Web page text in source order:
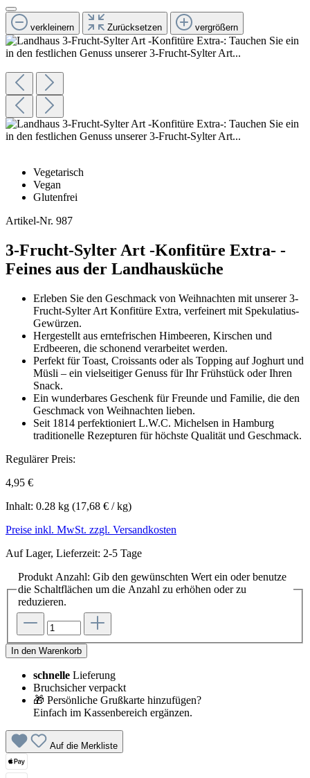
verkleinern Zurücksetzen vergrößern
Vegetarisch
Vegan
Glutenfrei
Artikel-Nr. 987
3-Frucht-Sylter Art -Konfitüre Extra- -
Feines aus der Landhausküche
Erleben Sie den Geschmack von Weihnachten mit unserer 3-
Frucht-Sylter Art Konfitüre Extra, verfeinert mit Spekulatius-
Gewürzen.
Hergestellt aus erntefrischen Himbeeren, Kirschen und
Erdbeeren, die schonend verarbeitet werden.
Perfekt für Toast, Croissants oder als Topping auf Joghurt und
Müsli – ein vielseitiger Genuss für Ihr Frühstück oder Ihren
Snack.
Ein wunderbares Geschenk für Freunde und Familie, die den
Geschmack von Weihnachten lieben.
Seit 1814 perfektioniert L.W.C. Michelsen in Hamburg
traditionelle Rezepturen für höchste Qualität und Geschmack.
Regulärer Preis:
4,95 €
Inhalt: 0.28 kg (17,68 € / kg)
Preise inkl. MwSt. zzgl. Versandkosten
Auf Lager, Lieferzeit: 2-5 Tage
Produkt Anzahl: Gib den gewünschten Wert ein oder benutze
die Schaltflächen um die Anzahl zu erhöhen oder zu
reduzieren.
In den Warenkorb
schnelle Lieferung
Bruchsicher verpackt
🎁 Persönliche Grußkarte hinzufügen?
Einfach im Kassenbereich ergänzen.
Auf die Merkliste